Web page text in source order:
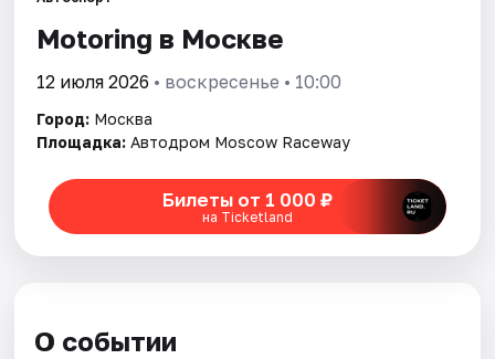
Артисты
Рейтинги
Motoring в Москве
12 июля 2026 • воскресенье • 10:00
Город: Москва
Площадка: Автодром Moscow Raceway
Билеты от 1 000 ₽
на Ticketland
О событии